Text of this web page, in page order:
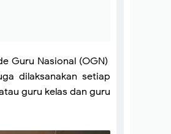
Guru Nasional (OGN)
dilaksanakan setiap
guru kelas dan guru